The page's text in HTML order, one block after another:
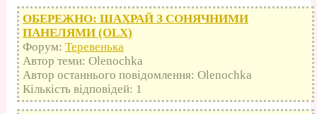
ОБЕРЕЖНО: ШАХРАЙ З СОНЯЧНИМИ
ПАНЕЛЯМИ (OLX)
Форум: Теревенька
Автор теми: Olenochka
Автор останнього повідомлення: Olenochka
Кількість відповідей: 1